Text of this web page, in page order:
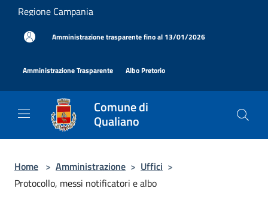
Salta al contenuto principale
Regione Campania
Amministrazione trasparente fino al 13/01/2026
Amministrazione Trasparente Albo Pretorio
Comune di
Qualiano
Home > Amministrazione > Uffici >
Protocollo, messi notificatori e albo